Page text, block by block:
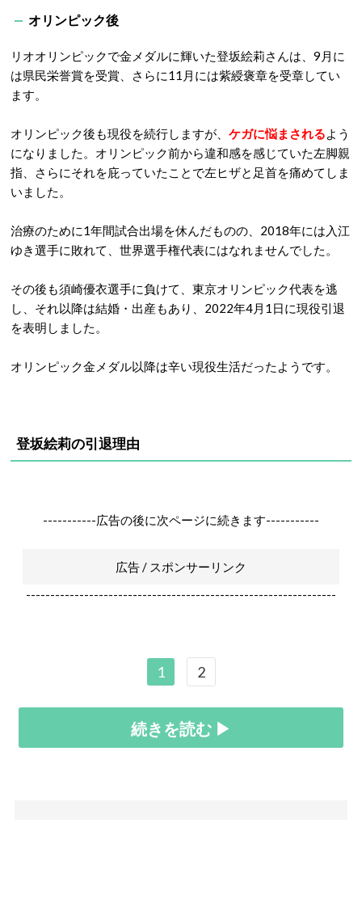
オリンピック後
リオオリンピックで金メダルに輝いた登坂絵莉さんは、9月に
は県民栄誉賞を受賞、さらに11月には紫綬褒章を受章してい
ます。
オリンピック後も現役を続行しますが、 ケガに悩まされるよう
になりました。オリンピック前から違和感を感じていた左脚親
指、さらにそれを庇っていたことで左ヒザと足首を痛めてしま
いました。
治療のために1年間試合出場を休んだものの、2018年には入江
ゆき選手に敗れて、世界選手権代表にはなれませんでした。
その後も須崎優衣選手に負けて、東京オリンピック代表を逃
し、それ以降は結婚・出産もあり、2022年4月1日に現役引退
を表明しました。
オリンピック金メダル以降は辛い現役生活だったようです。
登坂絵莉の引退理由
-----------広告の後に次ページに続きます-----------
広告 / スポンサーリンク
----------------------------------------------------------------
1 2
続きを読む ▶